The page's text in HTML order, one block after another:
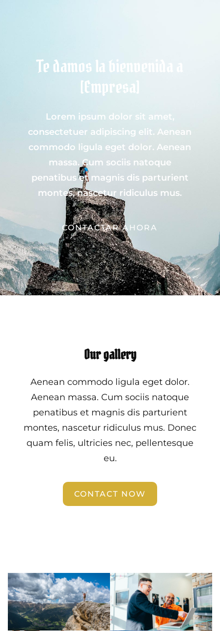
Te damos la bienvenida a
[Empresa]
Lorem ipsum dolor sit amet,
consectetuer adipiscing elit. Aenean
commodo ligula eget dolor. Aenean
massa. Cum sociis natoque
penatibus et magnis dis parturient
montes, nascetur ridiculus mus.
CONTACTAR AHORA
Our gallery
Aenean commodo ligula eget dolor.
Aenean massa. Cum sociis natoque
penatibus et magnis dis parturient
montes, nascetur ridiculus mus. Donec
quam felis, ultricies nec, pellentesque
eu.
CONTACT NOW